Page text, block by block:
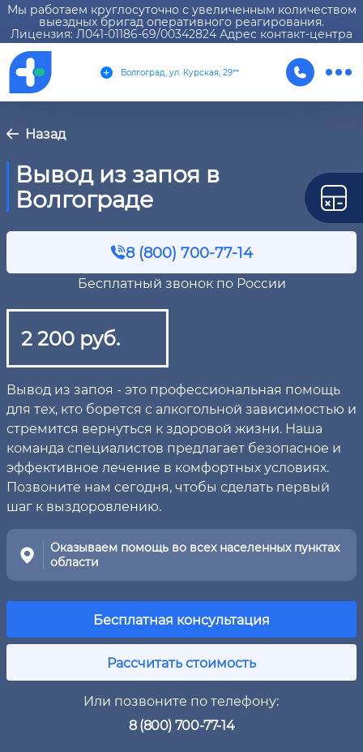
Мы работаем круглосуточно с увеличенным количеством
выездных бригад оперативного реагирования.
Лицензия: Л041-01186-69/00342824 Адрес контакт-центра
Волгоград, ул. Курская, 29**
Назад
Вывод из запоя в
Волгограде
8 (800) 700-77-14
Бесплатный звонок по России
2 200 руб.
Вывод из запоя - это профессиональная помощь
для тех, кто борется с алкогольной зависимостью и
стремится вернуться к здоровой жизни. Наша
команда специалистов предлагает безопасное и
эффективное лечение в комфортных условиях.
Позвоните нам сегодня, чтобы сделать первый
шаг к выздоровлению.
Оказываем помощь во всех населенных пунктах
области
Бесплатная консультация
Рассчитать стоимость
Или позвоните по телефону:
8 (800) 700-77-14